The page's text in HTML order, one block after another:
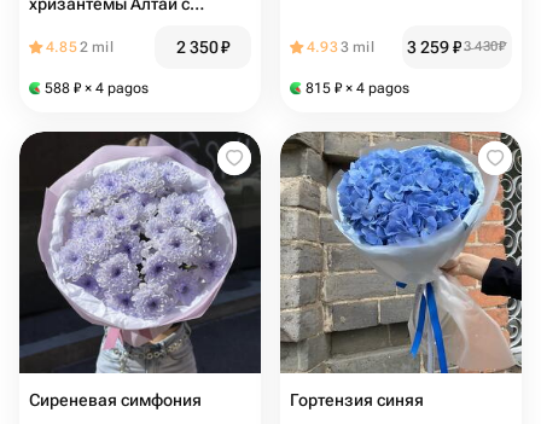
4.852 mil 2 350₽
588 ₽ × 4 pagos
4.933 mil 3 259₽3 430₽
815 ₽ × 4 pagos
Сиреневая симфония Гортензия синяя